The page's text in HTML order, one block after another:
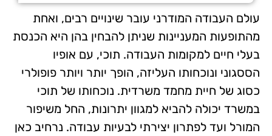
עולם העבודה המודרני עובר שינויים רבים, ואחת
מהתופעות המעניינות שניתן להבחין בהן היא הכנסת
בעלי חיים למקומות העבודה. תוכי, עם אופיו
הססגוני ונוכחותו העליזה, הופך יותר ויותר פופולרי
כסוג של חיית מחמד משרדית. נוכחותו של תוכי
במשרד יכולה להביא למגוון יתרונות, החל משיפור
המורל ועד לפתרון יצירתי לבעיות עבודה. נרחיב כאן